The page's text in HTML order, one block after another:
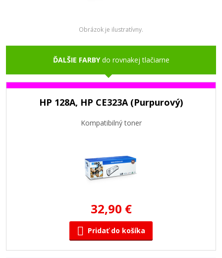
Obrázok je ilustratívny.
ĎALŠIE FARBYdo rovnakej tlačiarne
HP 128A, HP CE323A (Purpurový)
Kompatibilný toner
32,90 €
Pridať do košíka